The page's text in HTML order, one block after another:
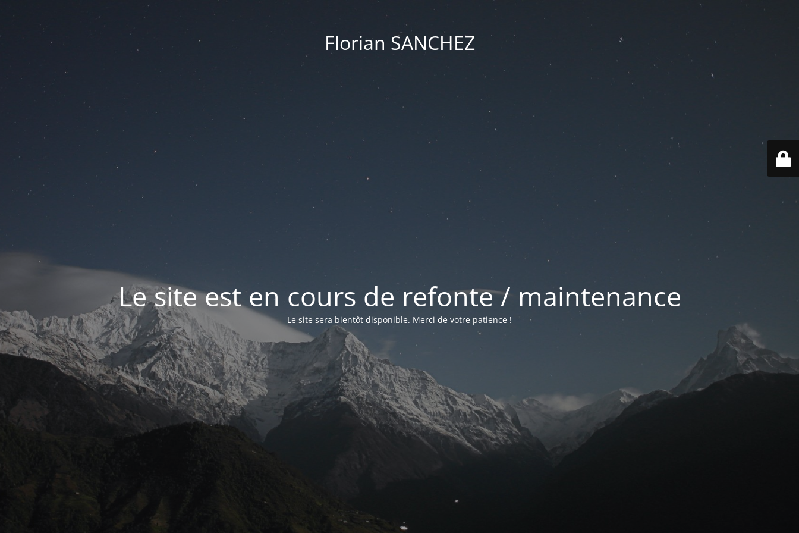
Florian SANCHEZ
Le site est en cours de refonte / maintenance
Le site sera bientôt disponible. Merci de votre patience !